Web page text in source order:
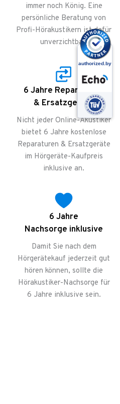
immer noch König. Eine
persönliche Beratung von
Profi-Hörakustikern ist dafür
unverzichtbar.
6 Jahre Reparaturen
& Ersatzgeräte
Nicht jeder Online-Akustiker
bietet 6 Jahre kostenlose
Reparaturen & Ersatzgeräte
im Hörgeräte-Kaufpreis
inklusive an.
6 Jahre
Nachsorge inklusive
Damit Sie nach dem
Hörgerätekauf jederzeit gut
hören können, sollte die
Hörakustiker-Nachsorge für
6 Jahre inklusive sein.